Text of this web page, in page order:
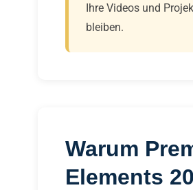
Ihre Videos und
bleiben.
Warum
Elements